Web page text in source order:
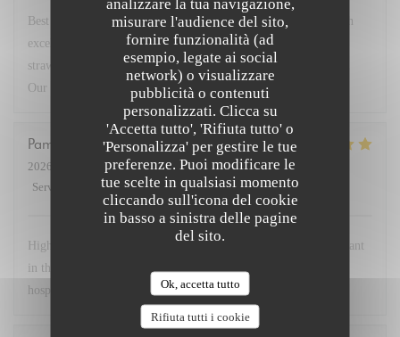
misurare l'audience del sito,
fornire funzionalità (ad
esempio, legate ai social
network) o visualizzare
pubblicità o contenuti
personalizzati. Clicca su
'Accetta tutto', 'Rifiuta tutto' o
'Personalizza' per gestire le tue
preferenze. Puoi modificare le
tue scelte in qualsiasi momento
cliccando sull'icona del cookie
in basso a sinistra delle pagine
del sito.
Ok, accetta tutto
Rifiuta tutti i cookie
Best restaurant in Paris so good we came 4 times this week. Fish
excellent. Steak with dauphinoise potato. Superb. Deserts
strawberries and lemon brûlée with peach in cognac sensational.
Our go to when in Paris. Service very friendly.
Pamela
2026-07-23
- 19:45 - Ospiti 3
Servizio
Atmosfera: 5/5 Cucina: 5/5 Qualità / Prezzo
Highly recommend Chex Gabrielle! A small chef owned restaurant
in the 17th near the Arc. Lovely room, delicious food and great
hospitality! Bravo!